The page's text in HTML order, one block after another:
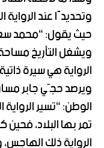
وتحديدًا عند
حيث يقول: “محمد
ويشغل التأريخ
الرواية هي سيرة
ويرصد حجّي جابر مسار
الوطن: “تسير الرواية
تمر بها البلاد،